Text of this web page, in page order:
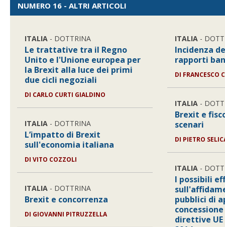
NUMERO 16 - ALTRI ARTICOLI
ITALIA - DOTTRINA
Le trattative tra il Regno
Unito e l'Unione europea per
la Brexit alla luce dei primi
due cicli negoziali
DI CARLO CURTI GIALDINO
ITALIA - DOTTRINA
L’impatto di Brexit
sull'economia italiana
DIVITO COZZOLI
ITALIA - DOTTRINA
Brexit e concorrenza
DI GIOVANNI PITRUZZELLA
ITALIA -
Incidenza
rapporti
DI FRANCESCO
ITALIA -
Brexit e
scenari
DI PIETRO
ITALIA -
I possibili
pubblici di
direttive UE